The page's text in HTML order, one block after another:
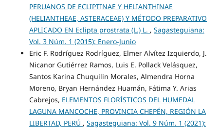
PERUANOS DE ECLIPTINAE Y HELIANTHINAE
(HELIANTHEAE, ASTERACEAE) Y MÉTODO PREPARATIVO
APLICADO EN Eclipta prostrata (L.) L. , Sagasteguiana:
Vol. 3 Núm. 1 (2015): Enero-Junio
Eric F. Rodríguez Rodríguez, Elmer Alvítez Izquierdo, J.
Nicanor Gutiérrez Ramos, Luis E. Pollack Velásquez,
Santos Karina Chuquilin Morales, Almendra Horna
Moreno, Bryan Hernández Huamán, Fátima Y. Arias
Cabrejos, ELEMENTOS FLORÍSTICOS DEL HUMEDAL
LAGUNA MANCOCHE, PROVINCIA CHEPÉN, REGIÓN LA
LIBERTAD, PERÚ , Sagasteguiana: Vol. 9 Núm. 1 (2021):